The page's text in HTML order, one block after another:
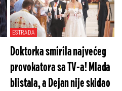
ESTRADA
Doktorka smirila najvećeg
provokatora sa TV-a! Mlada
blistala, a Dejan nije skidao